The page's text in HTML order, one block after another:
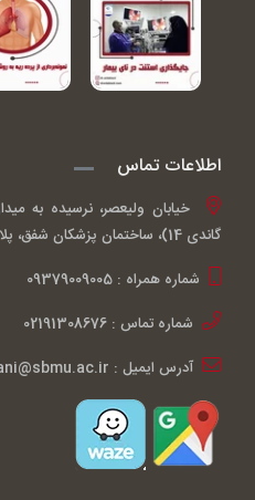
اطلاعات تماس
خیابان ولیعصر، نرسیده به
گاندی 14)، ساختمان پزشکان شفق، پلاک 11، طبقه اول
شماره همراه : 09379009005
شماره تماس : 02191308676
آدرس ایمیل : ardakiani@sbmu.ac.ir